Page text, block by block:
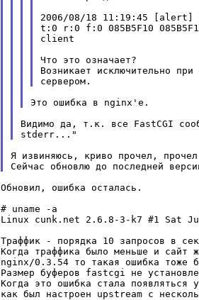
2006/08/18 11:19:45 [alert]
t:0 r:0 f:0 085B5F10
client
Что это означает?
Возникает исключительно
Видимо да, т.к. все FastCGI
Я извиняюсь, криво прочел,
Обновил, ошибка осталась.
# uname -a
Linux cunk.net 2.6.8-3-k7 #1 Sat
Траффик - порядка 10 запросов в
Когда траффика было меньше и сайт
nginx/0.3.54 то такая ошибка тоже
Размер буферов fastcgi не
Когда это ошибка стала
как был настроен upstream c